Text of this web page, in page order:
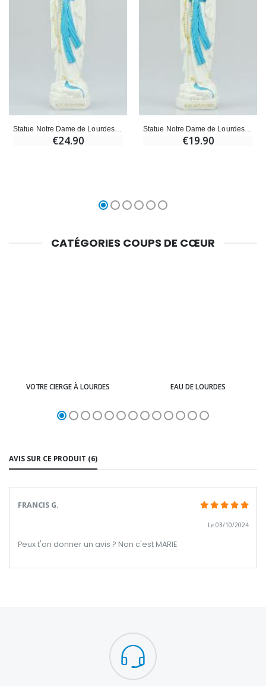
Statue Notre Dame de Lourdes au Voile Bleu - 20cm
€24.90
Statue Notre Dame de Lourdes au Voile Bleu - 15cm
€19.90
CATÉGORIES COUPS DE CŒUR
VOTRE CIERGE À LOURDES EAU DE LOURDES
AVIS SUR CE PRODUIT (6)
FRANCIS G.
Le 03/10/2024
Peux t'on donner un avis ? Non c'est MARIE